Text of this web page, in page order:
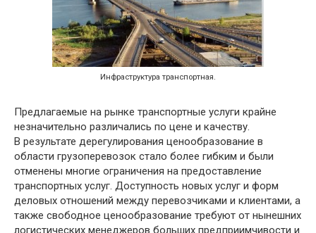
Инфраструктура транспортная.
Предлагаемые на рынке транспортные услуги крайне
незначительно различались по цене и качеству.
В результате дерегулирования ценообразование в
области грузоперевозок стало более гибким и были
отменены многие ограничения на предоставление
транспортных услуг. Доступность новых услуг и форм
деловых отношений между перевозчиками и клиентами, а
также свободное ценообразование требуют от нынешних
логистических менеджеров больших предприимчивости и